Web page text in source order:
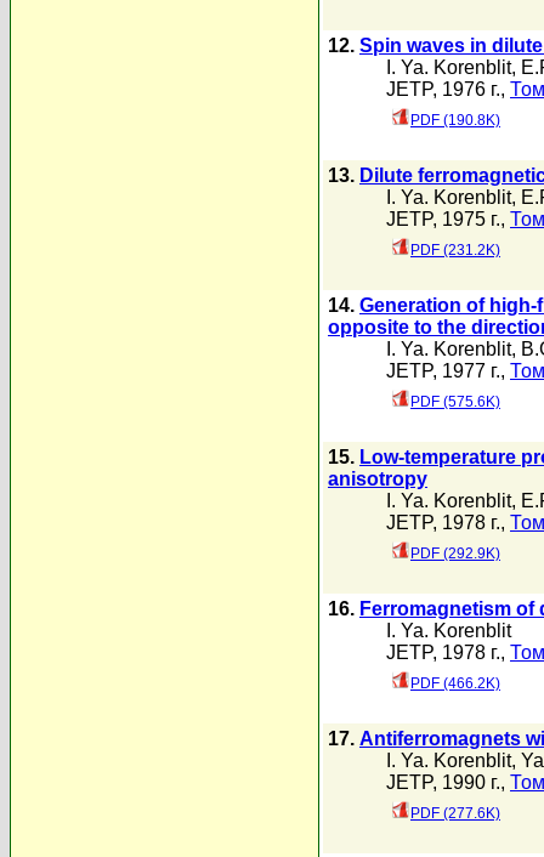
12. Spin waves in
I. Ya. Korenblit,
JETP, 1976 г.,
PDF (190.8K)
13. Dilute
I. Ya. Korenblit,
JETP, 1975 г.,
PDF (231.2K)
14. Generation of
opposite to the
I. Ya. Korenblit,
JETP, 1977 г.,
PDF (575.6K)
15. Low-temperature
anisotropy
I. Ya. Korenblit,
JETP, 1978 г.,
PDF (292.9K)
16. Ferromagnetism of
I. Ya. Korenblit
JETP, 1978 г.,
PDF (466.2K)
17. Antiferromagnets
I. Ya. Korenblit,
JETP, 1990 г.,
PDF (277.6K)